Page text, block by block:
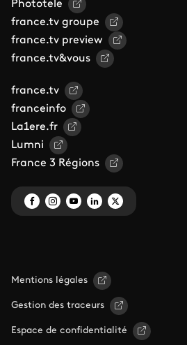
Phototele
france.tv groupe
france.tv preview
france.tv&vous
france.tv
franceinfo
La1ere.fr
Lumni
France 3 Régions
Mentions légales
Gestion des traceurs
Espace de confidentialité